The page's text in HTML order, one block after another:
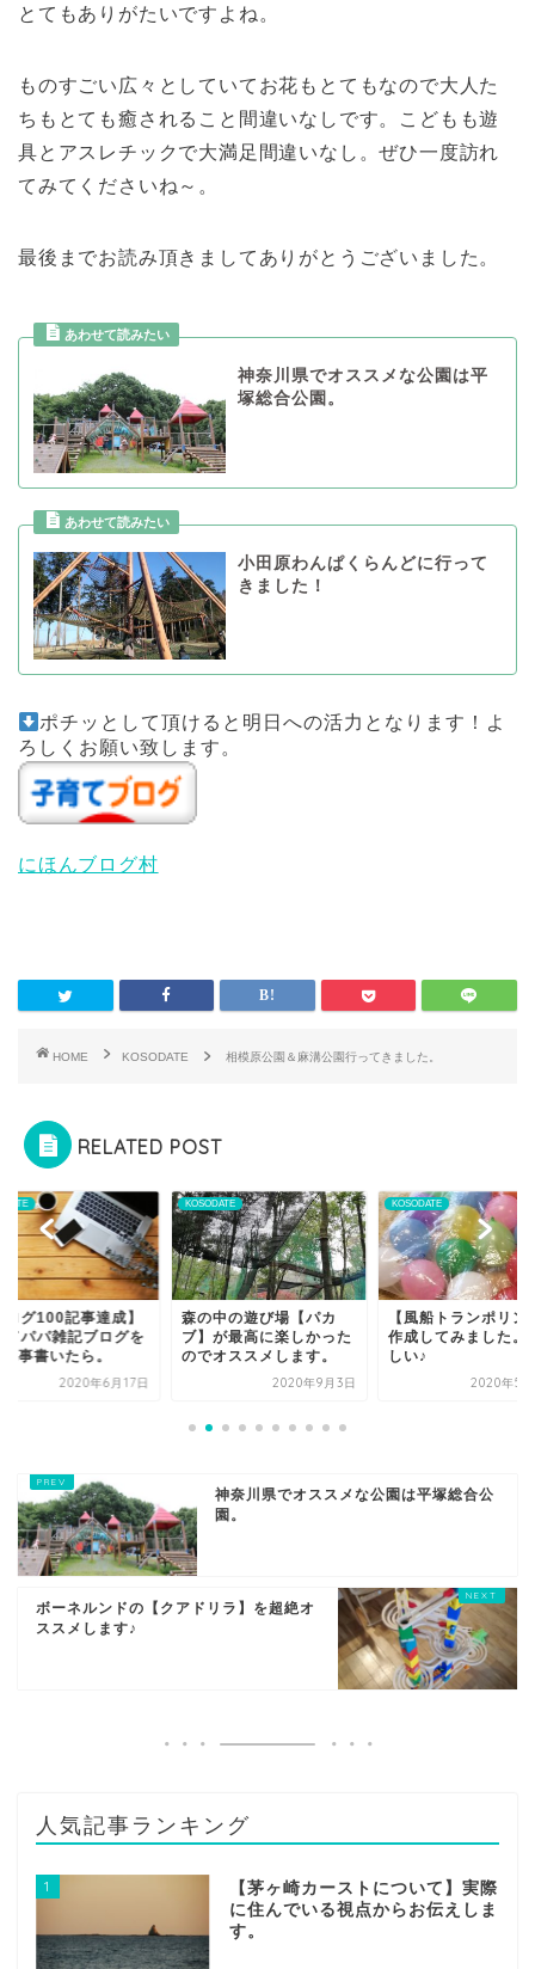
とてもありがたいですよね。
ものすごい広々としていてお花もとてもなので大人た
ちもとても癒されること間違いなしです。こどもも遊
具とアスレチックで大満足間違いなし。ぜひ一度訪れ
てみてくださいね～。
最後までお読み頂きましてありがとうございました。
神奈川県でオススメな公園は平
塚総合公園。
小田原わんぱくらんどに行って
きました！
ポチッとして頂けると明日への活力となります！よ
ろしくお願い致します。
にほんブログ村
HOME KOSODATE 相模原公園＆麻溝公園行ってきました。
RELATED POST
ログ100記事達成】
てパパ雑記ブログを
事書いたら。
2020年6月17日
KOSODATE
森の中の遊び場【パカ
ブ】が最高に楽しかった
のでオススメします。
2020年9月3日
KOSODATE
【風船トランポリン
作成してみました。
しい♪
2020年5
神奈川県でオススメな公園は平塚総合公
園。
ボーネルンドの【クアドリラ】を超絶オ
ススメします♪
人気記事ランキング
1
【茅ヶ崎カーストについて】実際
に住んでいる視点からお伝えしま
す。